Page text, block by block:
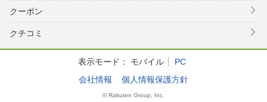
クーポン
クチコミ
表示モード： モバイル
PC
会社情報
個人情報保護方針
© Rakuten Group, Inc.